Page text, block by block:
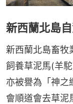
新西蘭北島
新西蘭北島畜牧
飼養草泥馬(羊
亦被譽為「神之
會順道會去草泥